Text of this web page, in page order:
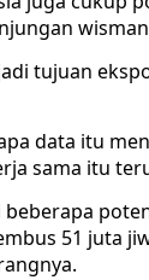
tujuan
data itu
sama itu
beberapa
51 juta